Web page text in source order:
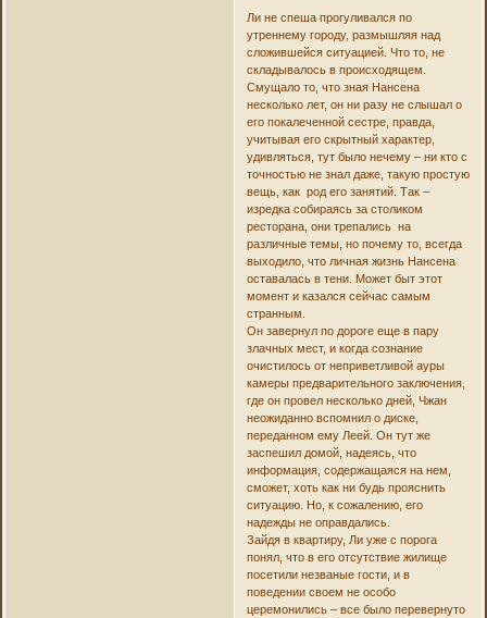
Ли не спеша прогуливался по
утреннему городу, размышляя над
сложившейся ситуацией. Что то, не
складывалось в происходящем.
Смущало то, что зная Нансена
несколько лет, он ни разу не слышал о
его покалеченной сестре, правда,
учитывая его скрытный характер,
удивляться, тут было нечему – ни кто с
точностью не знал даже, такую простую
вещь, как род его занятий. Так –
изредка собираясь за столиком
ресторана, они трепались на
различные темы, но почему то, всегда
выходило, что личная жизнь Нансена
оставалась в тени. Может быт этот
момент и казался сейчас самым
странным.
Он завернул по дороге еще в пару
злачных мест, и когда сознание
очистилось от неприветливой ауры
камеры предварительного заключения,
где он провел несколько дней, Чжан
неожиданно вспомнил о диске,
переданном ему Леей. Он тут же
заспешил домой, надеясь, что
информация, содержащаяся на нем,
сможет, хоть как ни будь прояснить
ситуацию. Но, к сожалению, его
надежды не оправдались.
Зайдя в квартиру, Ли уже с порога
понял, что в его отсутствие жилище
посетили незваные гости, и в
поведении своем не особо
церемонились – все было перевернуто